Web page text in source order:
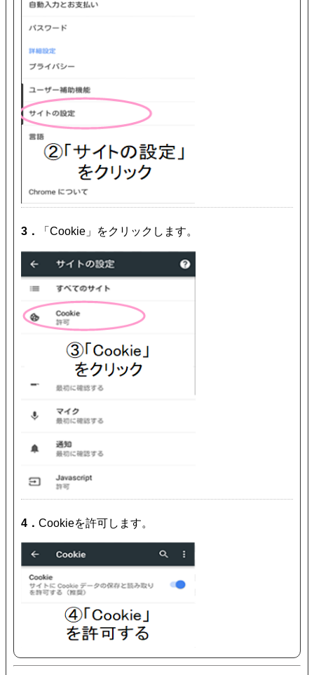
3． 「Cookie」をクリックします。
4． Cookieを許可します。